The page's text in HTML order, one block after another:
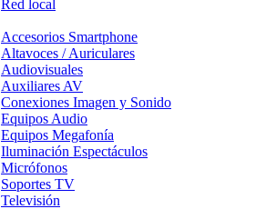
Red local
Accesorios Smartphone
Altavoces / Auriculares
Audiovisuales
Auxiliares AV
Conexiones Imagen y Sonido
Equipos Audio
Equipos Megafonía
Iluminación Espectáculos
Micrófonos
Soportes TV
Televisión